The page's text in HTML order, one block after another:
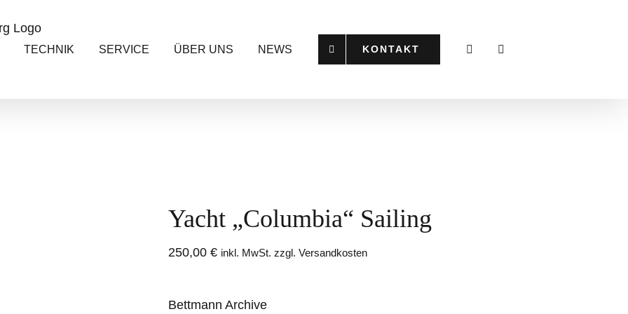
TECHNIK SERVICE ÜBER UNS NEWS KONTAKT
Yacht „Columbia“ Sailing
250,00€ inkl. MwSt. zzgl. Versandkosten
Bettmann Archive